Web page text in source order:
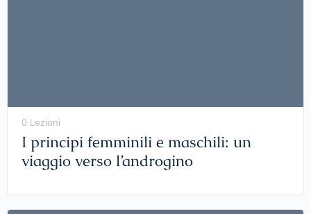
0 Lezioni
I principi femminili e maschili: un
viaggio verso l’androgino